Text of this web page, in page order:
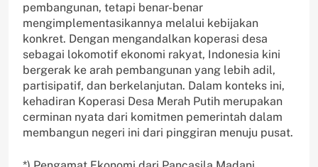
pembangunan, tetapi benar-benar
mengimplementasikannya melalui kebijakan
konkret. Dengan mengandalkan koperasi desa
sebagai lokomotif ekonomi rakyat, Indonesia kini
bergerak ke arah pembangunan yang lebih adil,
partisipatif, dan berkelanjutan. Dalam konteks ini,
kehadiran Koperasi Desa Merah Putih merupakan
cerminan nyata dari komitmen pemerintah dalam
membangun negeri ini dari pinggiran menuju pusat.